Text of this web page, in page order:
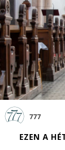
777
EZEN A